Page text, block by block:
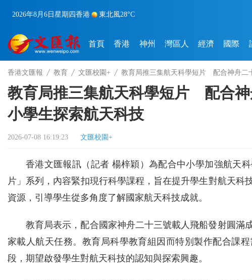
2026年8月6日 星期四香港 東北風28°C
首頁 香港 神州 灣區人 經濟 國際
香港文匯報 教育 文匯校園+ 教育局推三集航天科學短片 配合神舟二
教育局推三集航天科學短片 配合
小學生探索航天科技
2026-07-08 16:19:23 文匯校園+
香港文匯報訊（記者 楊梓穎）為配合中小學加強航天
片」系列，內容緊扣現行科學課程，旨在提升學生對航天科
資源，引導學生從多角度了解國家航天科技成就。
教育局表示，配合國家神舟二十三號載人飛船發射圓滿
家載人航天任務。教育局科學教育組因而特別製作配合課
段，期望啟發學生對航天科技的認知與探索興趣。